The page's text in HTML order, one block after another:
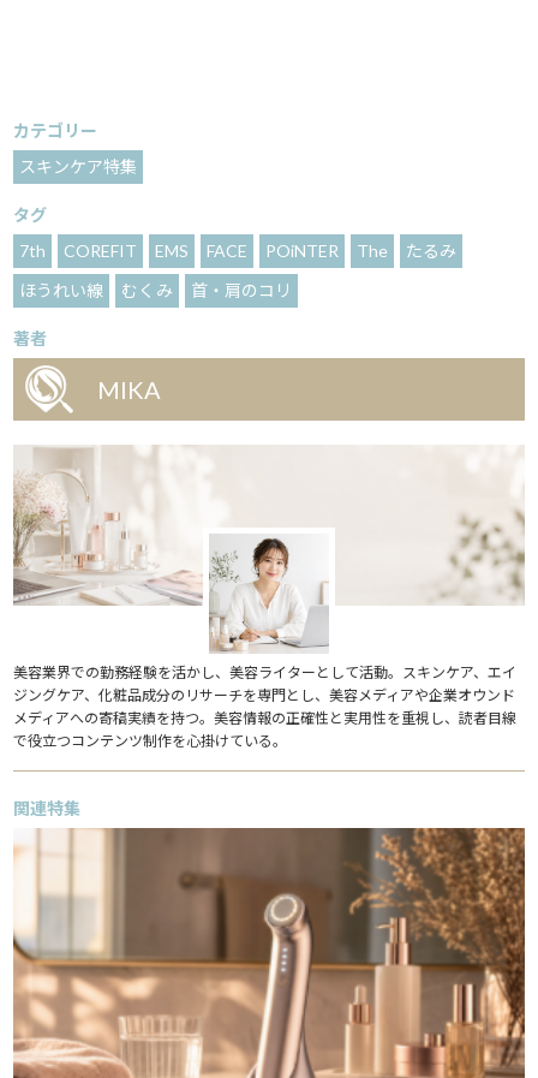
カテゴリー
スキンケア特集
タグ
7th
COREFIT EMS FACE POiNTER The
たるみ
ほうれい線
むくみ 首・肩のコリ
著者
MIKA
美容業界での勤務経験を活かし、美容ライターとして活動。スキンケア、エイ
ジングケア、化粧品成分のリサーチを専門とし、美容メディアや企業オウンド
メディアへの寄稿実績を持つ。美容情報の正確性と実用性を重視し、読者目線
で役立つコンテンツ制作を心掛けている。
関連特集